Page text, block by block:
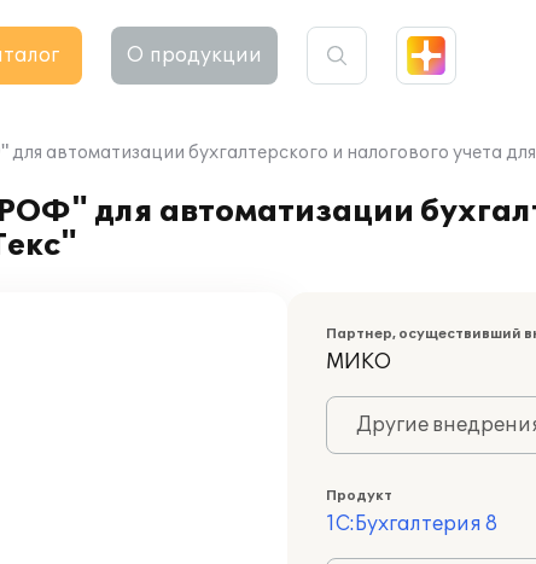
О продукции
автоматизации бухгалтерского и налогового учета
для автоматизации
Партнер, осуществивший
МИКО
Другие
Продукт
1С:Бухгалтерия 8